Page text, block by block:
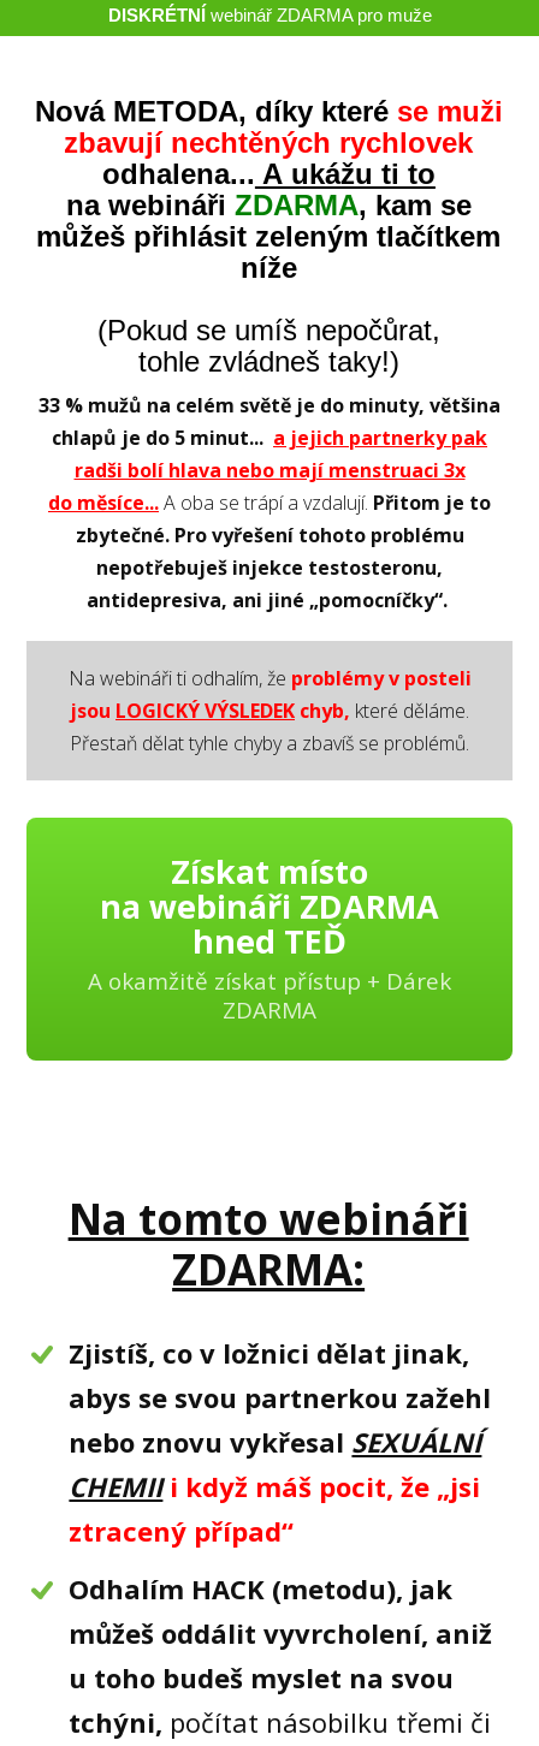
DISKRÉTNÍ webinář ZDARMA pro muže
Nová METODA, díky které se muži
zbavují nechtěných rychlovek
odhalena... A ukážu ti to
na webináři ZDARMA, kam se
můžeš přihlásit zeleným tlačítkem
níže
(Pokud se umíš nepočůrat,
tohle zvládneš taky!)
33 % mužů na celém světě je do minuty, většina
chlapů je do 5 minut... a jejich partnerky pak
radši bolí hlava nebo mají menstruaci 3x
do měsíce...A oba se trápí a vzdalují. Přitom je to
zbytečné. Pro vyřešení tohoto problému
nepotřebuješ injekce testosteronu,
antidepresiva, ani jiné „pomocníčky“.
Na webináři ti odhalím, že problémy v posteli
jsou LOGICKÝ VÝSLEDEK chyb, které děláme.
Přestaň dělat tyhle chyby a zbavíš se problémů.
Získat místo
na webináři ZDARMA
hned TEĎ
A okamžitě získat přístup + Dárek
ZDARMA
Na tomto webináři
ZDARMA:
Zjistíš, co v ložnici dělat jinak,
abys se svou partnerkou zažehl
nebo znovu vykřesal SEXUÁLNÍ
CHEMIIi když máš pocit, že „jsi
ztracený případ“
Odhalím HACK (metodu), jak
můžeš oddálit vyvrcholení, aniž
u toho budeš myslet na svou
tchýni, počítat násobilku třemi či